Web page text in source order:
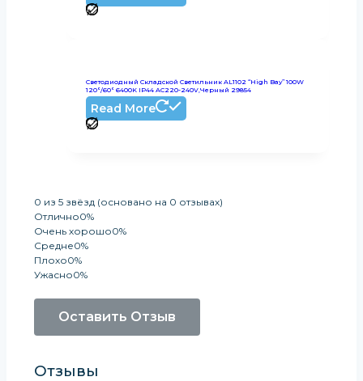
Светодиодный Складской Светильник AL1102 “High Bay” 100W
120°/60° 6400K IP44 AC220-240V,черный 29854
Read More
0 из 5 звёзд (основано на 0 отзывах)
Отлично0%
Очень хорошо0%
Средне0%
Плохо0%
Ужасно0%
Оставить Отзыв
Отзывы